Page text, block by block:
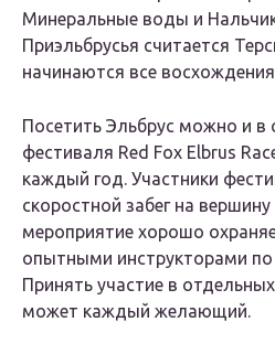
Минеральные воды и
Приэльбрусья считается
начинаются все
Посетить Эльбрус можно и в
фестиваля Red Fox Elbrus
каждый год. Участники
скоростной забег на вершину
мероприятие хорошо
опытными инструкторами по
Принять участие в
может каждый желающий.